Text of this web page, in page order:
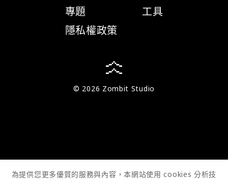
專題
隱私權政策
工具
© 2026 Zombit Studio
為提供您更多優質的服務與內容，本網站使用 cookies 分析技